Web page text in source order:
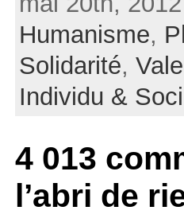
Humanisme,
Solidarité,
Individu &
4 013
l’abri de